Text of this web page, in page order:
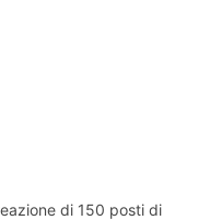
di 150 posti di